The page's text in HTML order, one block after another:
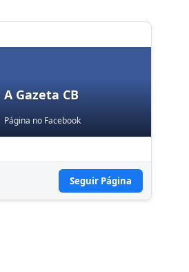
A Gazeta CB
Página no Facebook
Seguir Página